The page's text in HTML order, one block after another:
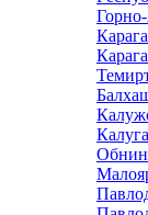
Калуга